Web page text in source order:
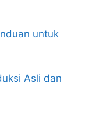
untuk
Asli dan